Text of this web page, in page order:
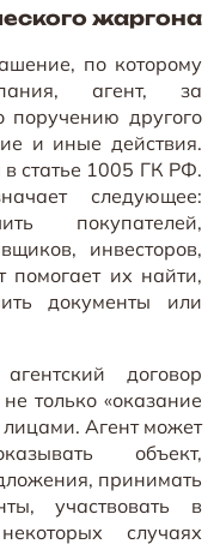
жаргона
по которому
агент, за
поручению другого
и иные действия.
статье 1005 ГК РФ.
следующее:
покупателей,
инвесторов,
помогает их найти,
документы или
договор
только «оказание
лицами. Агент может
объект,
принимать
участвовать в
случаях